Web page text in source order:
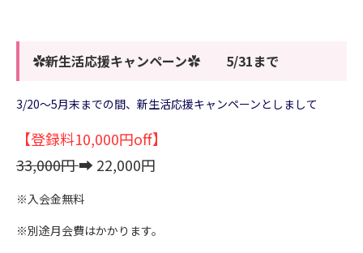
✿新生活応援キャンペーン✿ 5/31まで
3/20～5月末までの間、新生活応援キャンペーンとしまして
【登録料10,000円off】
33,000円➡ 22,000円
※入会金無料
※別途月会費はかかります。